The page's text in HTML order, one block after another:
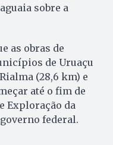
sobre a
as obras de
de Uruaçu
(28,6 km) e
até o fim de
Exploração da
federal.